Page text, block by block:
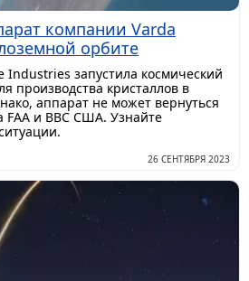
компании Varda
орбите
Industries запустила космический
производства кристаллов в
аппарат не может вернуться
FAA и ВВС США. Узнайте
26 СЕНТЯБРЯ 2023